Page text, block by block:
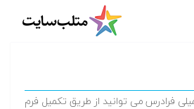
فرادرس می توانید از طریق تکمیل فرم